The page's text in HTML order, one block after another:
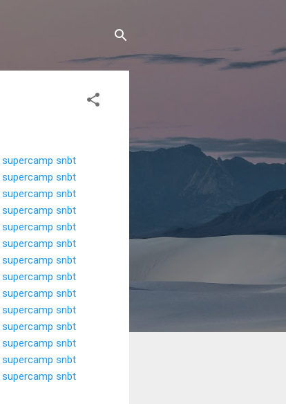
supercamp snbt
supercamp snbt
supercamp snbt
supercamp snbt
supercamp snbt
supercamp snbt
supercamp snbt
supercamp snbt
supercamp snbt
supercamp snbt
supercamp snbt
supercamp snbt
supercamp snbt
supercamp snbt